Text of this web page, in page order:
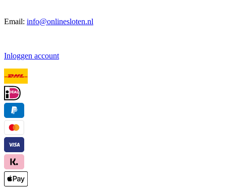
Email: info@onlinesloten.nl
Inloggen account